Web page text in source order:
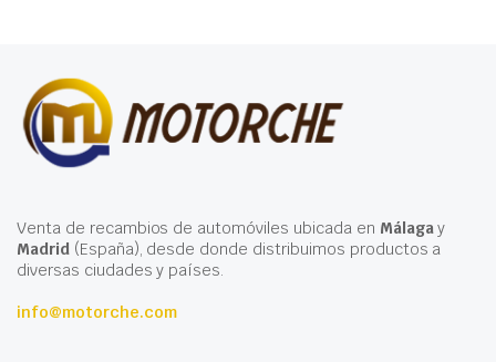
Venta de recambios de automóviles ubicada en Málagay
Madrid(España), desde donde distribuimos productos a
diversas ciudades y países.
info@motorche.com